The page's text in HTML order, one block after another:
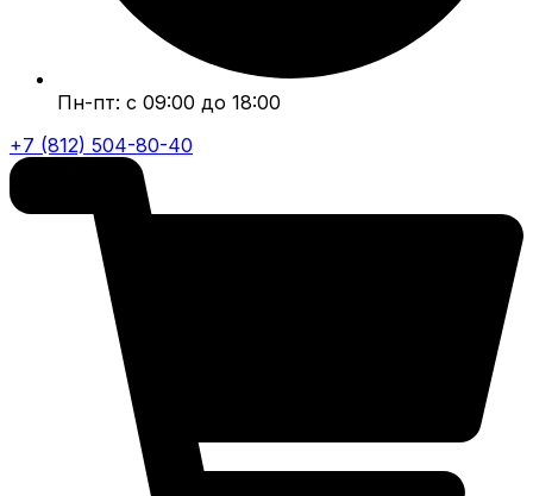
Пн-пт: с 09:00 до 18:00
+7 (812) 504-80-40